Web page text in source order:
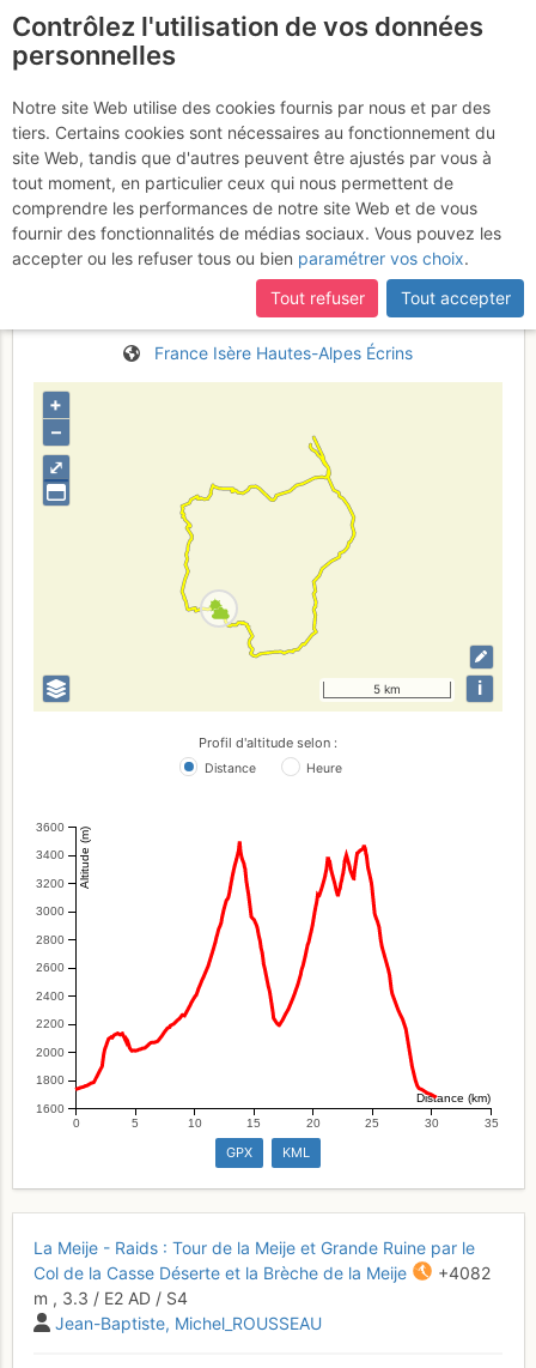
certaines pages ne sont plus accessibles, manquantes ou
incomplètes, déconnectez-vous puis reconnectez-vous à votre
compte sur le site.
La Meije - Raids : Tour
de la Meije et Grande
Ruine par la Brèche de la
Meije et Col de la Casse
Déserte
2 - 4 avr. 2017
France Isère Hautes-Alpes Écrins
⤢
+
–
5 km i
Profil d'altitude selon :
Distance Heure
1600
1800
2000
2200
2400
2600
2800
3000
3200
3400
3600 Altitude (m)
0 5 10 15 20 25 30 35
Distance (km)
GPX KML
La Meije - Raids : Tour de la Meije et Grande Ruine par le
Col de la Casse Déserte et la Brèche de la Meije
+4082
m , 3.3 / E2 AD / S4
Jean-Baptiste Michel_ROUSSEAU
Contrôlez l'utilisation de vos données
personnelles
Notre site Web utilise des cookies fournis par nous et par des
tiers. Certains cookies sont nécessaires au fonctionnement du
site Web, tandis que d'autres peuvent être ajustés par vous à
tout moment, en particulier ceux qui nous permettent de
comprendre les performances de notre site Web et de vous
fournir des fonctionnalités de médias sociaux. Vous pouvez les
accepter ou les refuser tous ou bien paramétrer vos choix.
Tout refuser
Tout accepter